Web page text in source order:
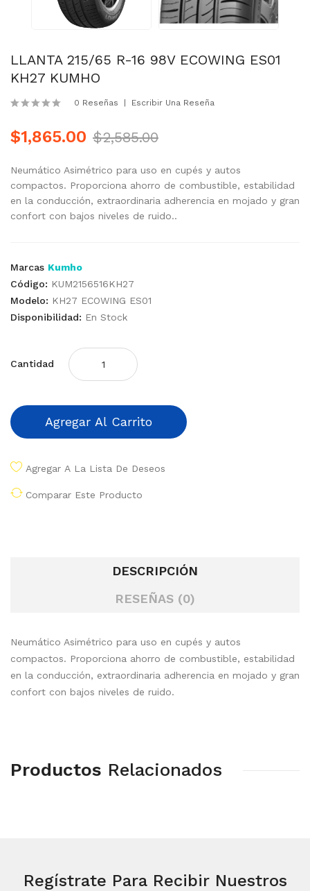
LLANTA 215/65 R-16 98V ECOWING ES01
KH27 KUMHO
0 Reseñas Escribir Una Reseña
$1,865.00 $2,585.00
Neumático Asimétrico para uso en cupés y autos
compactos. Proporciona ahorro de combustible, estabilidad
en la conducción, extraordinaria adherencia en mojado y gran
confort con bajos niveles de ruido..
Marcas Kumho
Código: KUM2156516KH27
Modelo: KH27 ECOWING ES01
Disponibilidad: En Stock
Cantidad
Agregar Al Carrito
Agregar A La Lista De Deseos
Comparar Este Producto
DESCRIPCIÓN
RESEÑAS (0)
Neumático Asimétrico para uso en cupés y autos
compactos. Proporciona ahorro de combustible, estabilidad
en la conducción, extraordinaria adherencia en mojado y gran
confort con bajos niveles de ruido.
Productos Relacionados
Regístrate Para Recibir Nuestros